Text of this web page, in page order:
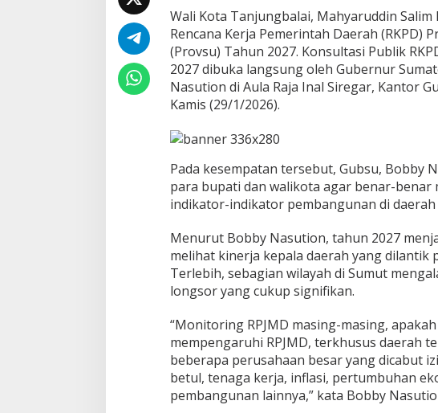
r
i
K
o
n
s
i
P
u
k
R
K
P
r
o
v
s
u
Wali Kota Tanjungbalai, Mahyaruddin
Rencana Kerja Pemerintah Daerah (RKPD)
(Provsu) Tahun 2027. Konsultasi Publik
2027 dibuka langsung oleh Gubernur
Nasution di Aula Raja Inal Siregar, Kantor
Kamis (29/1/2026).
Pada kesempatan tersebut, Gubsu, Bobby
para bupati dan walikota agar benar-benar
indikator-indikator pembangunan di daerah
Menurut Bobby Nasution, tahun 2027
melihat kinerja kepala daerah yang dilantik
Terlebih, sebagian wilayah di Sumut
longsor yang cukup signifikan.
“Monitoring RPJMD masing-masing,
mempengaruhi RPJMD, terkhusus daerah
beberapa perusahaan besar yang dicabut
betul, tenaga kerja, inflasi, pertumbuhan
pembangunan lainnya,” kata Bobby